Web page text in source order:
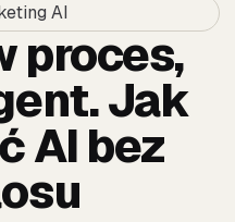
AI
proces,
Jak
AI bez